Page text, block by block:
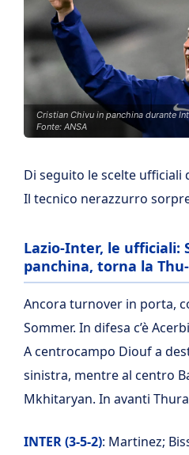
Cristian Chivu in panchina durante
Fonte: ANSA
Di seguito le scelte ufficiali
Il tecnico nerazzurro
Lazio-Inter, le ufficiali:
panchina, torna la
Ancora turnover in porta,
Sommer. In difesa c’è
A centrocampo Diouf a
sinistra, mentre al centro
Mkhitaryan. In avanti
INTER (3-5-2): Martinez;